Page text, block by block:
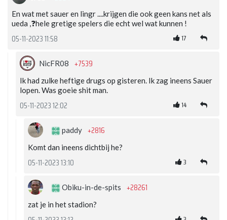
En wat met sauer en lingr ....krijgen die ook geen kans net als
ueda ,❓hele gretige spelers die echt wel wat kunnen !
05-11-2023 11:58 17
NicFR08 +7539
Ik had zulke heftige drugs op gisteren. Ik zag ineens Sauer
lopen. Was goeie shit man.
05-11-2023 12:02 14
paddy +2816
Komt dan ineens dichtbij he?
05-11-2023 13:10 3
Obiku-in-de-spits +28261
zat je in het stadion?